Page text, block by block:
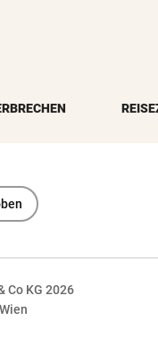
Co KG 2026